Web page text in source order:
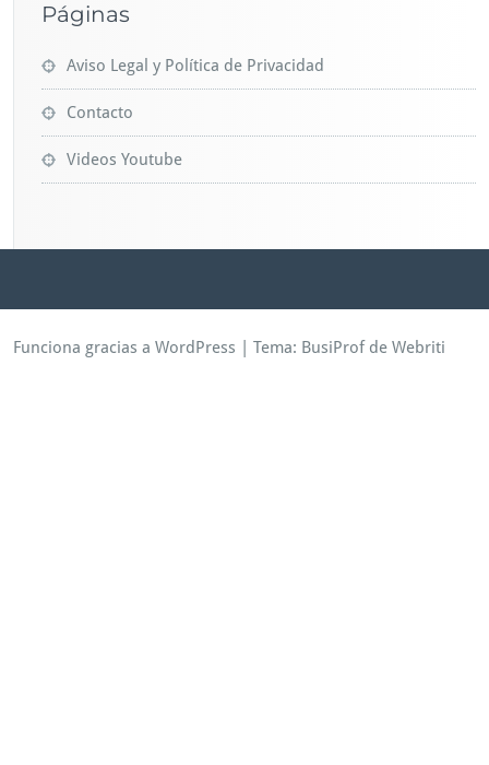
Páginas
Aviso Legal y Política de Privacidad
Contacto
Videos Youtube
Funciona gracias a WordPress | Tema: BusiProf de Webriti